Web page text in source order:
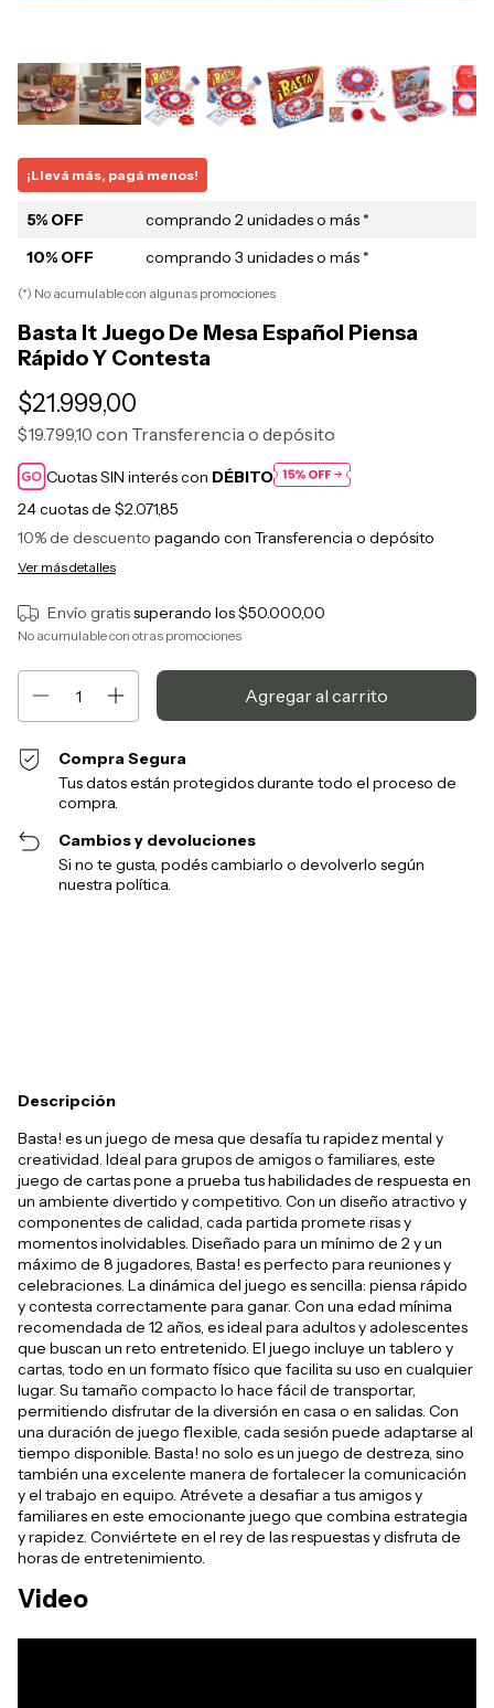
¡Llevá más, pagá menos!
5% OFF
comprando 2 unidades o más *
10% OFF
comprando 3 unidades o más *
(*) No acumulable con algunas promociones
Basta It Juego De Mesa Español Piensa
Rápido Y Contesta
$21.999,00
$19.799,10 con Transferencia o depósito
Cuotas SIN interés con DÉBITO
24cuotas de $2.071,85
10% de descuento pagando con Transferencia o depósito
Ver más detalles
Envío gratissuperando los$50.000,00
No acumulable con otras promociones
Compra Segura
Tus datos están protegidos durante todo el proceso de
compra.
Cambios y devoluciones
Si no te gusta, podés cambiarlo o devolverlo según
nuestra política.
Descripción
Basta! es un juego de mesa que desafía tu rapidez mental y
creatividad. Ideal para grupos de amigos o familiares, este
juego de cartas pone a prueba tus habilidades de respuesta en
un ambiente divertido y competitivo. Con un diseño atractivo y
componentes de calidad, cada partida promete risas y
momentos inolvidables. Diseñado para un mínimo de 2 y un
máximo de 8 jugadores, Basta! es perfecto para reuniones y
celebraciones. La dinámica del juego es sencilla: piensa rápido
y contesta correctamente para ganar. Con una edad mínima
recomendada de 12 años, es ideal para adultos y adolescentes
que buscan un reto entretenido. El juego incluye un tablero y
cartas, todo en un formato físico que facilita su uso en cualquier
lugar. Su tamaño compacto lo hace fácil de transportar,
permitiendo disfrutar de la diversión en casa o en salidas. Con
una duración de juego flexible, cada sesión puede adaptarse al
tiempo disponible. Basta! no solo es un juego de destreza, sino
también una excelente manera de fortalecer la comunicación
y el trabajo en equipo. Atrévete a desafiar a tus amigos y
familiares en este emocionante juego que combina estrategia
y rapidez. Conviértete en el rey de las respuestas y disfruta de
horas de entretenimiento.
Video